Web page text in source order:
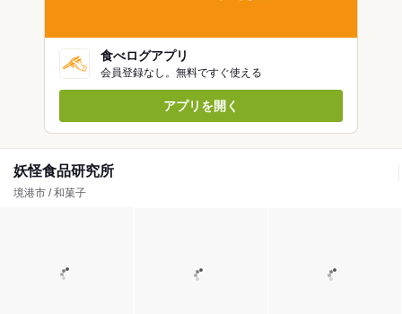
食べログアプリ
会員登録なし。無料ですぐ使える
アプリを開く
妖怪食品研究所
境港市 / 和菓子